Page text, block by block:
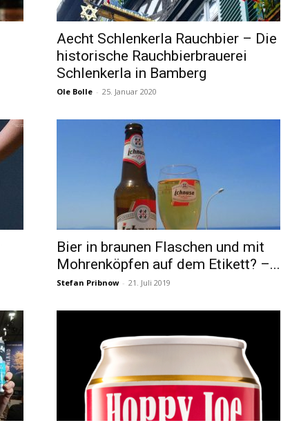
Aecht Schlenkerla Rauchbier – Die
historische Rauchbierbrauerei
Schlenkerla in Bamberg
Ole Bolle - 25. Januar 2020
Bier in braunen Flaschen und mit
Mohrenköpfen auf dem Etikett? –...
Stefan Pribnow - 21. Juli 2019